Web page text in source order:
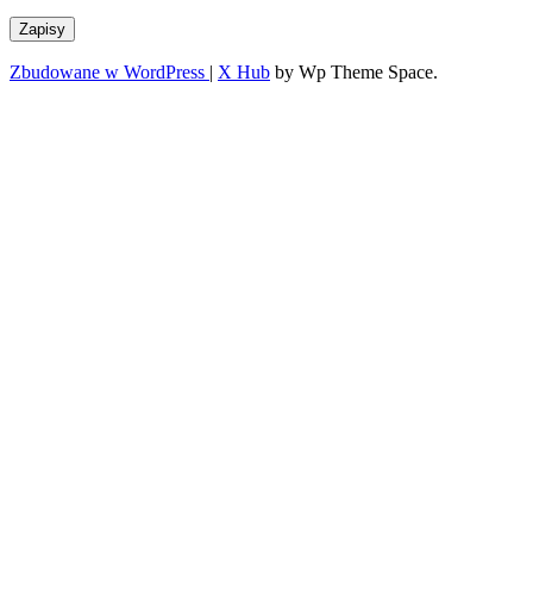
Zapisy
Zbudowane w WordPress | X Hub by Wp Theme Space.